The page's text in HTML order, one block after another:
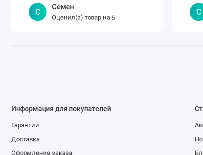
С
Семен
Оценил(а) товар на 5
С
Информация для покупателей
Гарантии
Доставка
Оформление заказа